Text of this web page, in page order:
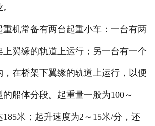
机常备有两台起重小车：一台有两
上翼缘的轨道上运行；另一台有一个
，在桥架下翼缘的轨道上运行，以便
船体分段。起重量一般为100～
185米；起升速度为2～15米/分，还